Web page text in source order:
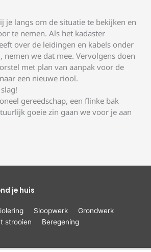
je langs om de situatie te bekijken en
te nemen. Als het kadaster
over de leidingen en kabels onder
nemen we dat mee. Vervolgens doen
met plan van aanpak voor de
een nieuwe riool.
gereedschap, een flinke bak
goeie zin gaan we voor je aan
je huis
Sloopwerk
Grondwerk
strooien
Beregening